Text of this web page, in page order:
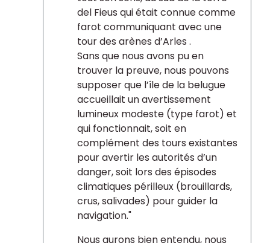
del Fieus qui était connue comme
farot communiquant avec une
tour des arènes d’Arles .
Sans que nous avons pu en
trouver la preuve, nous pouvons
supposer que l’île de la belugue
accueillait un avertissement
lumineux modeste (type farot) et
qui fonctionnait, soit en
complément des tours existantes
pour avertir les autorités d’un
danger, soit lors des épisodes
climatiques périlleux (brouillards,
crus, salivades) pour guider la
navigation."
Nous aurons bien entendu, nous